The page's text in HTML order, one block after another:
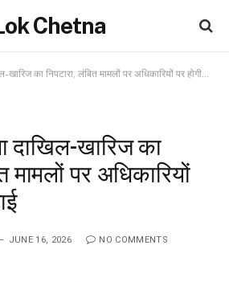
Chetna
का निपटारा, लंबित मामलों पर अधिकारियों पर होगी कार्रवाई
दाखिल-खारिज का
मामलों पर अधिकारियों
JUNE 16, 2026 NO COMMENTS